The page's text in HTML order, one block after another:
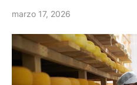
marzo 17, 2026